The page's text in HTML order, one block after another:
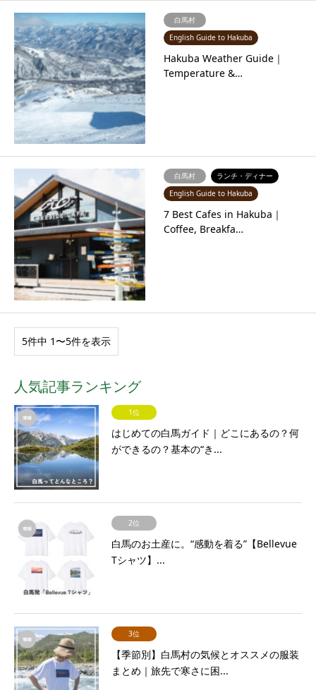
白馬村
English Guide to Hakuba
Hakuba Weather Guide｜
Temperature &…
白馬村
ランチ・ディナー
English Guide to Hakuba
7 Best Cafes in Hakuba｜
Coffee, Breakfa…
5件中 1〜5件を表示
人気記事ランキング
1位
はじめての白馬ガイド｜どこにあるの？何
ができるの？基本の“き...
2位
白馬のお土産に。“感動を着る”【Bellevue
Tシャツ】...
3位
【季節別】白馬村の気候とオススメの服装
まとめ｜旅先で寒さに困...